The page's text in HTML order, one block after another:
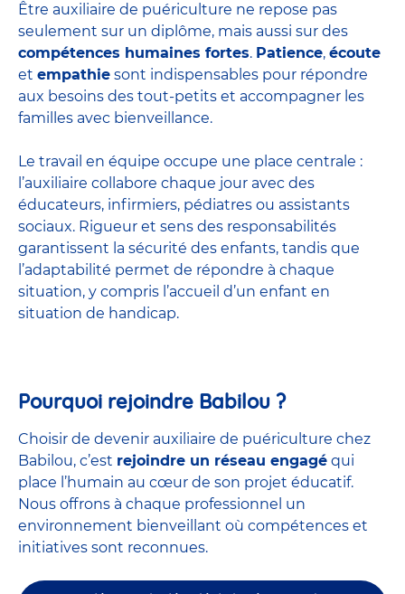
Être auxiliaire de puériculture ne repose pas
seulement sur un diplôme, mais aussi sur des
compétences humaines fortes. Patience, écoute
et empathie sont indispensables pour répondre
aux besoins des tout-petits et accompagner les
familles avec bienveillance.
Le travail en équipe occupe une place centrale :
l’auxiliaire collabore chaque jour avec des
éducateurs, infirmiers, pédiatres ou assistants
sociaux. Rigueur et sens des responsabilités
garantissent la sécurité des enfants, tandis que
l’adaptabilité permet de répondre à chaque
situation, y compris l’accueil d’un enfant en
situation de handicap.
Pourquoi rejoindre Babilou ?
Choisir de devenir auxiliaire de puériculture chez
Babilou, c’est rejoindre un réseau engagé qui
place l’humain au cœur de son projet éducatif.
Nous offrons à chaque professionnel un
environnement bienveillant où compétences et
initiatives sont reconnues.